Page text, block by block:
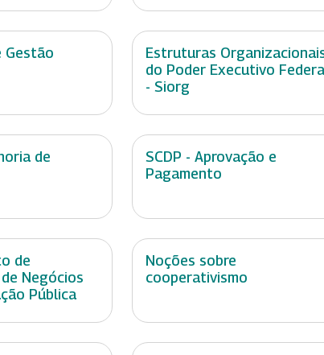
Gestão
Estruturas
do Poder Executivo
- Siorg
de
SCDP - Aprovação e
Pagamento
de
Negócios
Pública
Noções sobre
cooperativismo